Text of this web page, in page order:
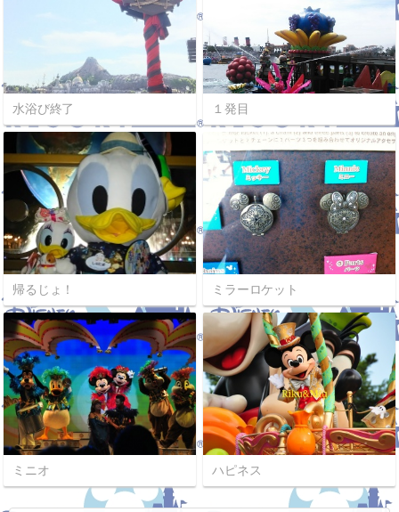
水浴び終了 １発目
帰るじょ！ ミラーロケット
ミニオ ハピネス